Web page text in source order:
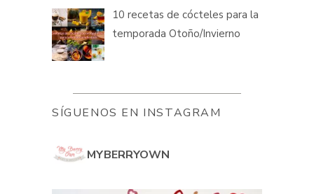
10 recetas de cócteles para la
temporada Otoño/Invierno
SÍGUENOS EN INSTAGRAM
MYBERRYOWN